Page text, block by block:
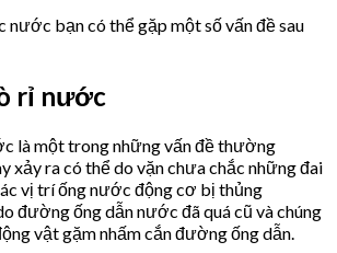
nước bạn có thể gặp một số vấn đề sau
rỉ nước
là một trong những vấn đề thường
xảy ra có thể do vặn chưa chắc những đai
vị trí ống nước động cơ bị thủng
đường ống dẫn nước đã quá cũ và chúng
vật gặm nhấm cắn đường ống dẫn.